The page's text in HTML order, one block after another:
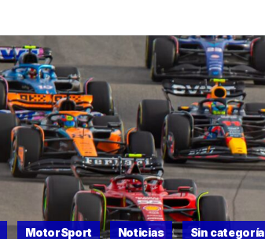
MotorSport Noticias Sin categoría